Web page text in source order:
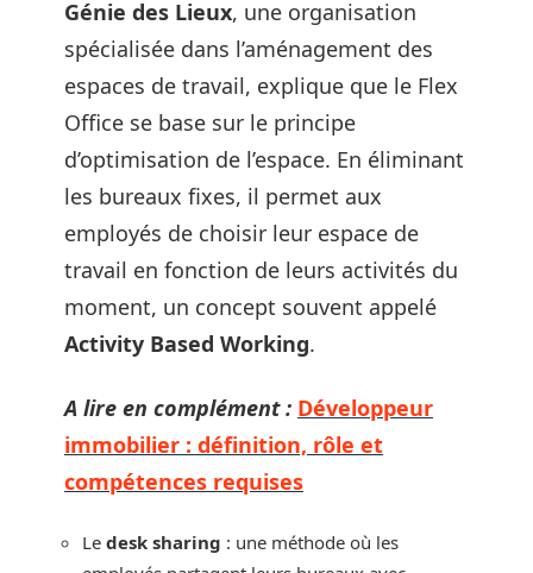
Génie des Lieux, une organisation
spécialisée dans l’aménagement des
espaces de travail, explique que le Flex
Office se base sur le principe
d’optimisation de l’espace. En éliminant
les bureaux fixes, il permet aux
employés de choisir leur espace de
travail en fonction de leurs activités du
moment, un concept souvent appelé
Activity Based Working.
A lire en complément : Développeur
immobilier : définition, rôle et
compétences requises
Le desk sharing : une méthode où les